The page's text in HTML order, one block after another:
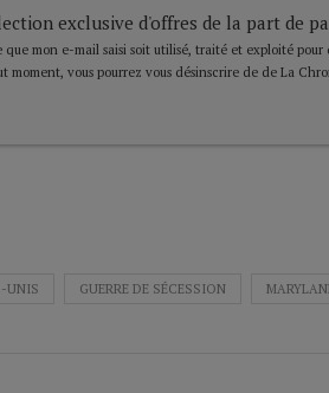
exclusive d'offres de la part de
que mon e-mail saisi soit utilisé, traité et exploité
moment, vous pourrez vous désinscrire de de La
UNIS GUERRE DE SÉCESSION